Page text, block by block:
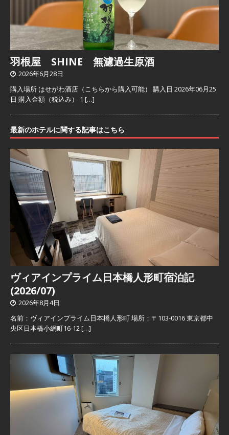
羽根屋 SHINE 無濾過生原酒
2026年6月28日
購入場所 はせがわ酒店（こちらから購入可能） 購入日 2026年06月25
日 購入金額（税込み） 1 […]
最新のホテルに関する記事はこちら
ヴィアインプライム日本橋人形町宿泊記
(2026/07)
2026年8月4日
名前：ヴィアインプライム日本橋人形町 場所：〒103-0016 東京都中
央区日本橋小網町16-12[…]